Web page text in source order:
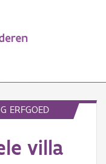
ERFGOED
villa